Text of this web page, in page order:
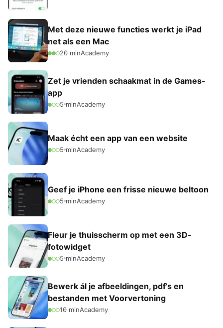
Met deze nieuwe functies werkt je iPad
net als een Mac
20 minAcademy
Zet je vrienden schaakmat in de Games-
app
5 minAcademy
Maak écht een app van een website
5 minAcademy
Geef je iPhone een frisse nieuwe beltoon
5 minAcademy
Fleur je thuisscherm op met een 3D-
fotowidget
5 minAcademy
Bewerk ál je afbeeldingen, pdf’s en
bestanden met Voorvertoning
10 minAcademy